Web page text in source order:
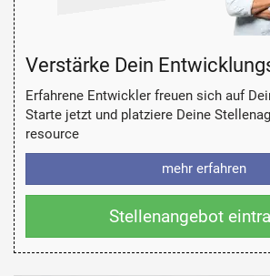
Verstärke Dein
Erfahrene Entwickler freuen sich auf
Starte jetzt und platziere Deine
resource
mehr erfahren
Stellenangebot